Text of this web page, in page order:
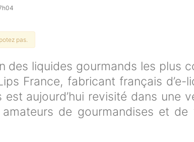
pas.
des liquides gourmands les plus
France, fabricant français d’e-
est aujourd’hui revisité dans une
amateurs de gourmandises et de